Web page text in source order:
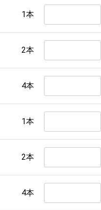
1本
2本
4本
1本
2本
4本